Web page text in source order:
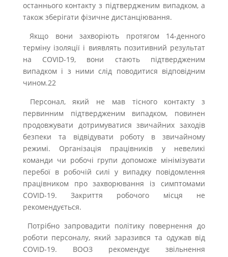
останнього контакту з підтвердженим випадком, а
також зберігати фізичне дистанціювання.
Якщо вони захворіють протягом 14-денного
терміну ізоляції і виявлять позитивний результат
на COVID-19, вони стають підтвердженим
випадком і з ними слід поводитися відповідним
чином.22
Персонал, який не мав тісного контакту з
первинним підтвердженим випадком, повинен
продовжувати дотримуватися звичайних заходів
безпеки та відвідувати роботу в звичайному
режимі. Організація працівників у невеликі
команди чи робочі групи допоможе мінімізувати
перебої в робочій силі у випадку повідомлення
працівником про захворювання із симптомами
COVID-19. Закриття робочого місця не
рекомендується.
Потрібно запровадити політику повернення до
роботи персоналу, який заразився та одужав від
COVID-19. ВООЗ рекомендує звільнення